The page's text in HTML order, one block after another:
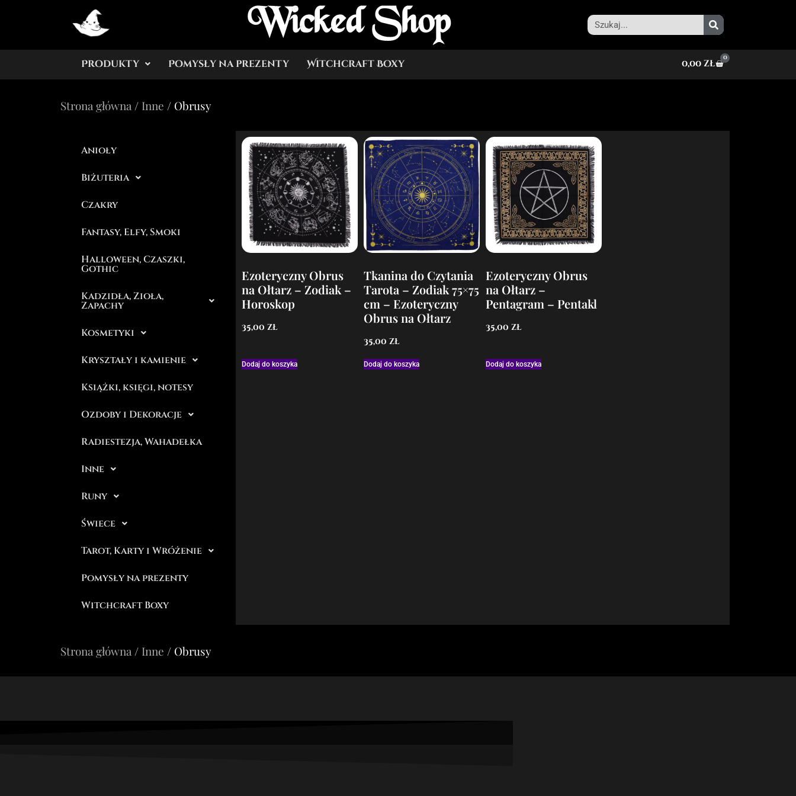
Wicked Shop
Produkty Pomysły na prezenty Witchcraft Boxy 0,00zł 0
Strona główna / Inne / Obrusy
Anioły
Biżuteria
Czakry
Fantasy, Elfy, Smoki
Halloween, Czaszki,
Gothic
Kadzidła, Zioła,
Zapachy
Kosmetyki
Kryształy i kamienie
Książki, księgi, notesy
Ozdoby i Dekoracje
Radiestezja, Wahadełka
Inne
Runy
Świece
Tarot, Karty i Wróżenie
Pomysły na prezenty
Witchcraft Boxy
Ezoteryczny Obrus
na Ołtarz – Zodiak –
Horoskop
35,00 zł
Dodaj do koszyka
Tkanina do Czytania
Tarota – Zodiak 75×75
cm – Ezoteryczny
Obrus na Ołtarz
35,00 zł
Dodaj do koszyka
Ezoteryczny Obrus
na Ołtarz –
Pentagram – Pentakl
35,00 zł
Dodaj do koszyka
Strona główna / Inne / Obrusy